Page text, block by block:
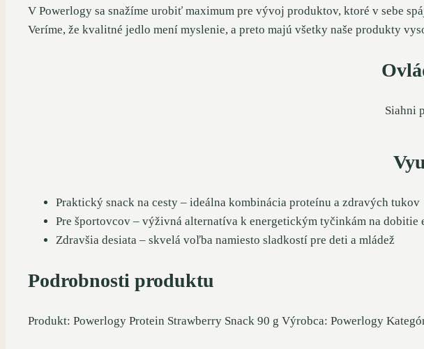
V Powerlogy sa snažíme urobiť maximum pre vývoj produktov, ktoré v sebe
Veríme, že kvalitné jedlo mení myslenie, a preto majú všetky naše produkty
Siahni
Praktický snack na cesty – ideálna kombinácia proteínu a zdravých tukov
Pre športovcov – výživná alternatíva k energetickým tyčinkám na dobitie
Zdravšia desiata – skvelá voľba namiesto sladkostí pre deti a mládež
Podrobnosti produktu
Produkt: Powerlogy Protein Strawberry Snack 90 g Výrobca: Powerlogy